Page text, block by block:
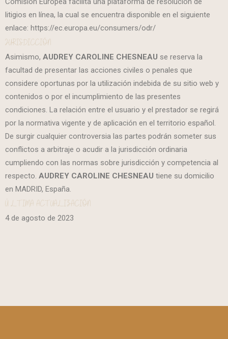
litigios en línea, la cual se encuentra disponible en el siguiente
enlace: https://ec.europa.eu/consumers/odr/
JURISDICCIÓN
Asimismo, AUDREY CAROLINE CHESNEAU se reserva la
facultad de presentar las acciones civiles o penales que
considere oportunas por la utilización indebida de su sitio web y
contenidos o por el incumplimiento de las presentes
condiciones. La relación entre el usuario y el prestador se regirá
por la normativa vigente y de aplicación en el territorio español.
De surgir cualquier controversia las partes podrán someter sus
conflictos a arbitraje o acudir a la jurisdicción ordinaria
cumpliendo con las normas sobre jurisdicción y competencia al
respecto. AUDREY CAROLINE CHESNEAU tiene su domicilio
en MADRID, España.
ÚLTIMA ACTUALIZACIÓN
4 de agosto de 2023